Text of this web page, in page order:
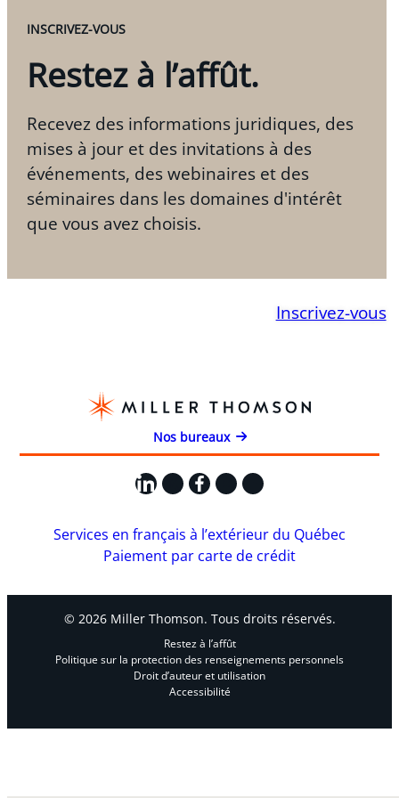
INSCRIVEZ-VOUS
Restez à l’affût.
Recevez des informations juridiques, des
mises à jour et des invitations à des
événements, des webinaires et des
séminaires dans les domaines d'intérêt
que vous avez choisis.
Inscrivez-vous
Nos bureaux
LinkedIn
X Facebook
Instagram
YouTube
Services en français à l’extérieur du Québec
Paiement par carte de crédit
© 2026 Miller Thomson. Tous droits réservés.
Restez à l’affût
Politique sur la protection des renseignements personnels
Droit d’auteur et utilisation
Accessibilité